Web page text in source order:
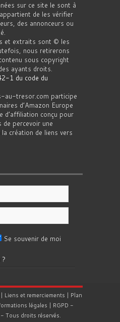
sur ce site le sont à
de les vérifier
des annonceurs ou
et extraits sont © les
nous retirerons
sous copyright
ayants droits.
1 du code du
au-tresor.com participe
d’Amazon Europe
d’affiliation conçu pour
percevoir une
création de liens vers
Se souvenir de moi
| Liens et remerciements | Plan
légales | RGPD -
Tous droits réservés.